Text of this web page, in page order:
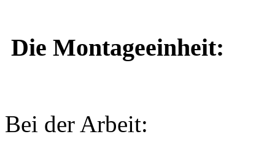
Die Montageeinheit:
Bei der Arbeit: